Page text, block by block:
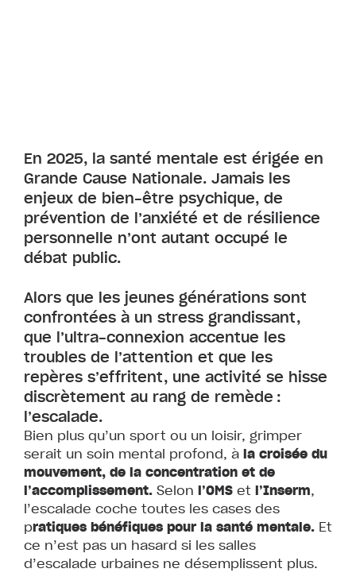
En 2025, la santé mentale est érigée en
Grande Cause Nationale. Jamais les
enjeux de bien-être psychique, de
prévention de l’anxiété et de résilience
personnelle n’ont autant occupé le
débat public.
Alors que les jeunes générations sont
confrontées à un stress grandissant,
que l’ultra-connexion accentue les
troubles de l’attention et que les
repères s’effritent, une activité se hisse
discrètement au rang de remède :
l’escalade.
Bien plus qu’un sport ou un loisir, grimper
serait un soin mental profond, à la croisée du
mouvement, de la concentration et de
l’accomplissement. Selon l’OMS et l’Inserm,
l’escalade coche toutes les cases des
pratiques bénéfiques pour la santé mentale. Et
ce n’est pas un hasard si les salles
d’escalade urbaines ne désemplissent plus.